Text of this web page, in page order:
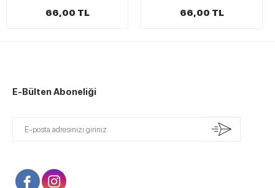
66,00 TL 66,00 TL
E-Bülten Aboneliği